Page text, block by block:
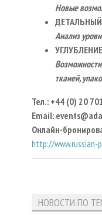
Новые
Анализ
тканей,
Teл.: +44 (0) 20
Email: events
Онлайн-
http://www.russian-
НОВОСТИ ПО